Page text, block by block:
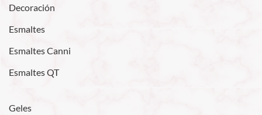
Decoración
Esmaltes
Esmaltes Canni
Esmaltes QT
Geles